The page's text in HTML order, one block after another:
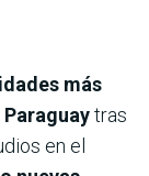
más
tras
en el